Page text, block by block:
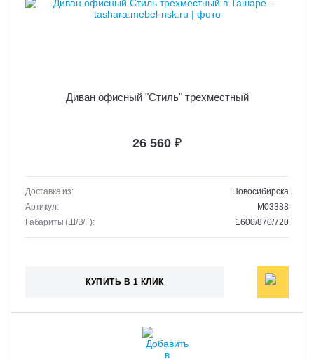
Диван офисный "Стиль" трехместный
26 560 ₽
Доставка из:
Новосибирска
Артикул:
M03388
Габариты (Ш/В/Г):
1600/870/720
КУПИТЬ В 1 КЛИК